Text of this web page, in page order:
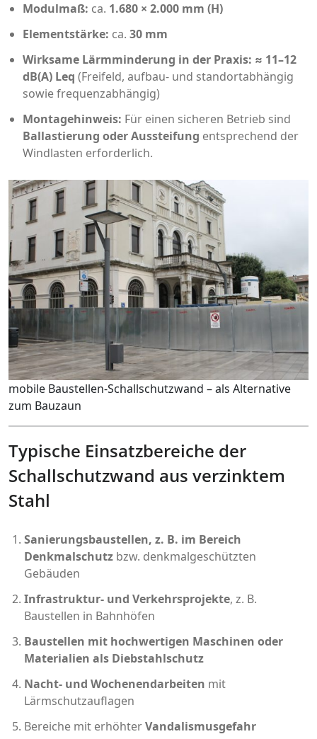
Modulmaß: ca. 1.680 × 2.000 mm (H)
Elementstärke: ca. 30 mm
Wirksame Lärmminderung in der Praxis: ≈ 11–12
dB(A) Leq (Freifeld, aufbau- und standortabhängig
sowie frequenzabhängig)
Montagehinweis: Für einen sicheren Betrieb sind
Ballastierung oder Aussteifung entsprechend der
Windlasten erforderlich.
mobile Baustellen-Schallschutzwand – als Alternative
zum Bauzaun
Typische Einsatzbereiche der
Schallschutzwand aus verzinktem
Stahl
Sanierungsbaustellen, z. B. im Bereich
Denkmalschutz bzw. denkmalgeschützten
Gebäuden
Infrastruktur- und Verkehrsprojekte, z. B.
Baustellen in Bahnhöfen
Baustellen mit hochwertigen Maschinen oder
Materialien als Diebstahlschutz
Nacht- und Wochenendarbeiten mit
Lärmschutzauflagen
Bereiche mit erhöhterVandalismusgefahr